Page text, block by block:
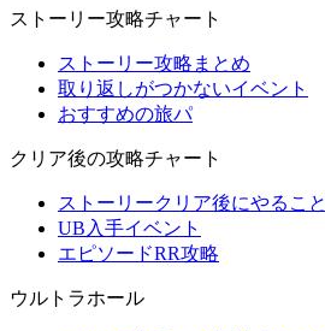
ストーリー攻略チャート
ストーリー攻略まとめ
取り返しがつかないイベント
おすすめの旅パ
クリア後の攻略チャート
ストーリークリア後にやること
UB入手イベント
エピソードRR攻略
ウルトラホール